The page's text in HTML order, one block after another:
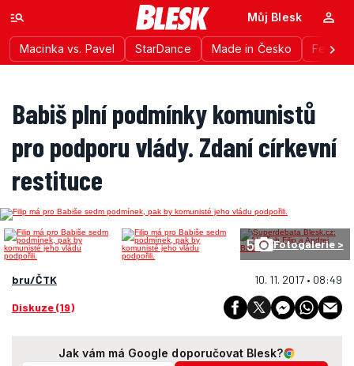
Macinka vs. Pavel StarDance Made in Česko
Můj Blesk
Babiš plní podmínky komunistů
pro podporu vlády. Zdaní církevní
restituce
5 Fotogalerie >
bru/ČTK 10. 11. 2017 • 08:49
Diskuze (19)
Jak vám má Google doporučovat Blesk?